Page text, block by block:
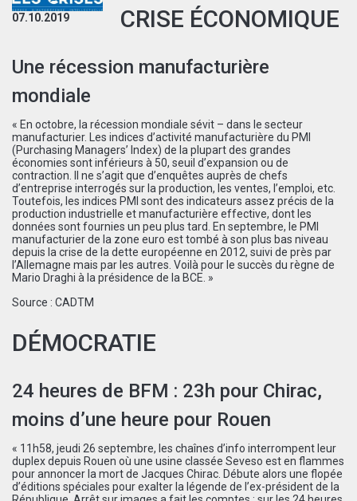
07.10.2019 CRISE ÉCONOMIQUE
Une récession manufacturière
mondiale
« En octobre, la récession mondiale sévit – dans le secteur
manufacturier. Les indices d’activité manufacturière du PMI
(Purchasing Managers’ Index) de la plupart des grandes
économies sont inférieurs à 50, seuil d’expansion ou de
contraction. Il ne s’agit que d’enquêtes auprès de chefs
d’entreprise interrogés sur la production, les ventes, l’emploi, etc.
Toutefois, les indices PMI sont des indicateurs assez précis de la
production industrielle et manufacturière effective, dont les
données sont fournies un peu plus tard. En septembre, le PMI
manufacturier de la zone euro est tombé à son plus bas niveau
depuis la crise de la dette européenne en 2012, suivi de près par
l’Allemagne mais par les autres. Voilà pour le succès du règne de
Mario Draghi à la présidence de la BCE. »
Source : CADTM
DÉMOCRATIE
24 heures de BFM : 23h pour Chirac,
moins d’une heure pour Rouen
« 11h58, jeudi 26 septembre, les chaînes d’info interrompent leur
duplex depuis Rouen où une usine classée Seveso est en flammes
pour annoncer la mort de Jacques Chirac. Débute alors une flopée
d’éditions spéciales pour exalter la légende de l’ex-président de la